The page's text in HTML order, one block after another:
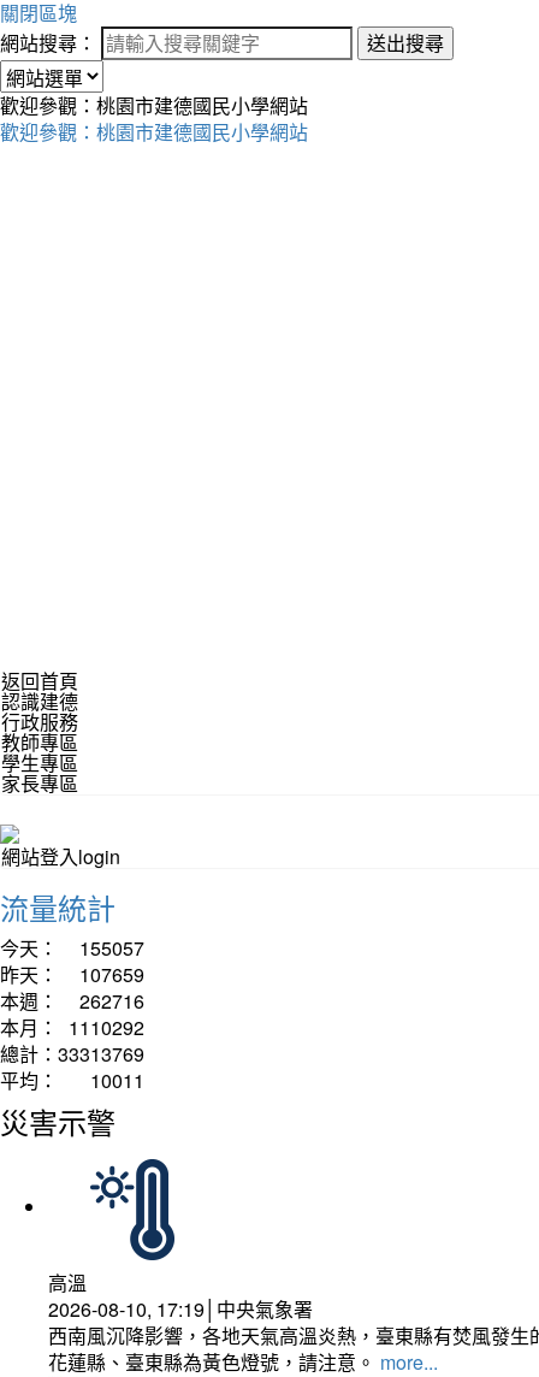
關閉區塊
網站搜尋：
送出搜尋
歡迎參觀：桃園市建德國民小學網站
歡迎參觀：桃園市建德國民小學網站
返回首頁
認識建德
行政服務
教師專區
學生專區
家長專區
網站登入login
流量統計
今天：
155057
昨天：
107659
本週：
262716
本月：
1110292
總計： 33313769
平均：
10011
災害示警
高溫
2026-08-10, 17:19│中央氣象署
西南風沉降影響，各地天氣高溫炎熱，臺東縣有焚風發
花蓮縣、臺東縣為黃色燈號，請注意。 more...